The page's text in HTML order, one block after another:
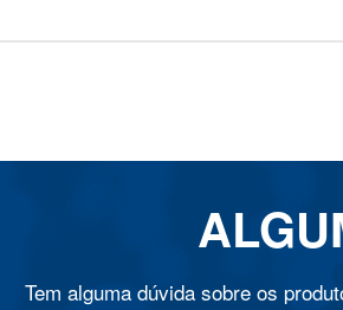
Tem alguma dúvida sobre os